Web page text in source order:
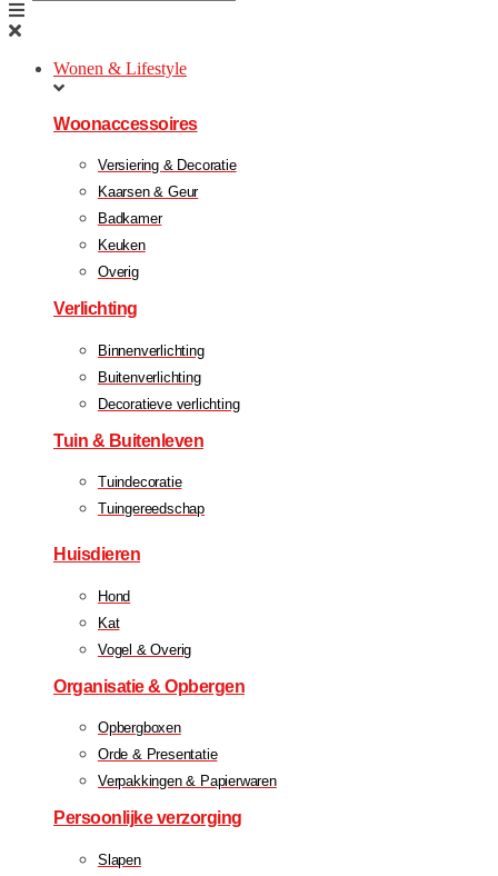
Wonen & Lifestyle
Woonaccessoires
Versiering & Decoratie
Kaarsen & Geur
Badkamer
Keuken
Overig
Verlichting
Binnenverlichting
Buitenverlichting
Decoratieve verlichting
Tuin & Buitenleven
Tuindecoratie
Tuingereedschap
Huisdieren
Hond
Kat
Vogel & Overig
Organisatie & Opbergen
Opbergboxen
Orde & Presentatie
Verpakkingen & Papierwaren
Persoonlijke verzorging
Slapen